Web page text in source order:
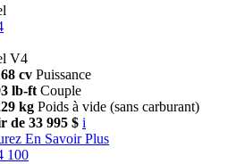
V4
cv Puissance
lb-ft Couple
kg Poids à vide (sans carburant)
de 33 995 $ i
En Savoir Plus
100